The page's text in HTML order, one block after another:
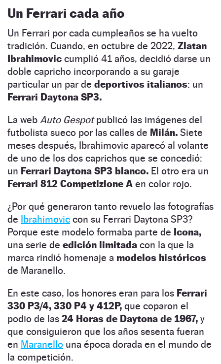
Un Ferrari cada año
Un Ferrari por cada cumpleaños se ha vuelto
tradición. Cuando, en octubre de 2022, Zlatan
Ibrahimovic cumplió 41 años, decidió darse un
doble capricho incorporando a su garaje
particular un par de deportivos italianos: un
Ferrari Daytona SP3.
La web Auto Gespotpublicó las imágenes del
futbolista sueco por las calles de Milán. Siete
meses después, Ibrahimovic aparecó al volante
de uno de los dos caprichos que se concedió:
un Ferrari Daytona SP3 blanco. El otro era un
Ferrari 812 Competizione A en color rojo.
¿Por qué generaron tanto revuelo las fotografías
de Ibrahimovic con su Ferrari Daytona SP3?
Porque este modelo formaba parte de Icona,
una serie de edición limitada con la que la
marca rindió homenaje a modelos históricos
de Maranello.
En este caso, los honores eran para los Ferrari
330 P3/4, 330 P4 y 412P, que coparon el
podio de las 24 Horas de Daytona de 1967, y
que consiguieron que los años sesenta fueran
en Maranello una época dorada en el mundo de
la competición.